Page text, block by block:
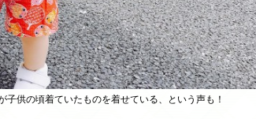
子供の頃着ていたものを着せている、という声も！